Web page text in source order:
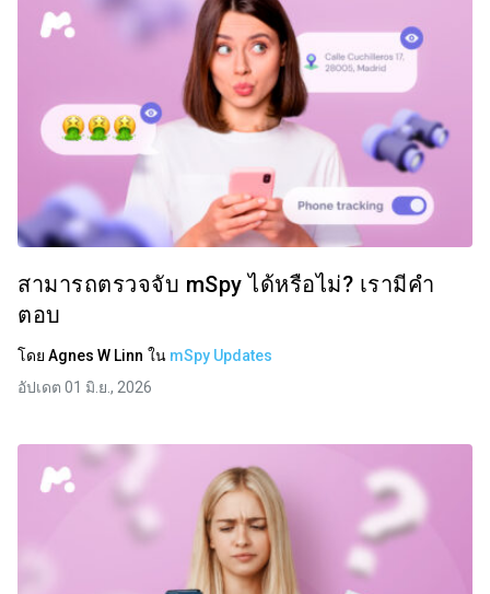
สามารถตรวจจับ mSpy ได้หรือไม่? เรามีคำ
ตอบ
โดย Agnes W Linn ใน mSpy Updates
อัปเดต 01 มิ.ย., 2026